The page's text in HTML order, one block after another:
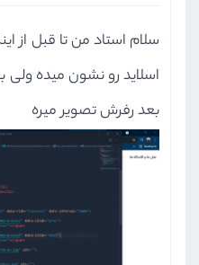
سلام استاد من تا قبل از
اسلاید رو نشون میده ولی
بعد رفرش تصویر میره